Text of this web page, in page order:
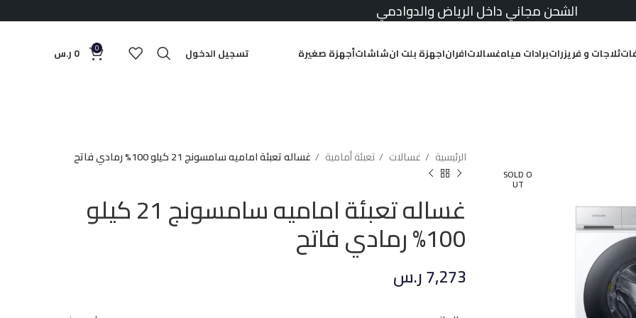
الشحن مجاني داخل الرياض والدوادمي
ثلاجات و فريزراتبرادات مياهغسالاتافراناجهزة بلت انشاشاتأجهزة صغيرة تسجيل الدخول 0
0 ر.س
SOLD O
UT
الرئيسية غسالات تعبئة أمامية غساله تعبئة اماميه سامسونج 21 كيلو 100% رمادي فاتح
غساله تعبئة اماميه سامسونج 21 كيلو
100% رمادي فاتح
7,273ر.س